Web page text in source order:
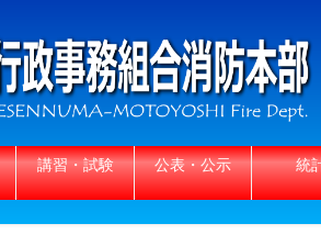
講習・試験 公表・公示 統